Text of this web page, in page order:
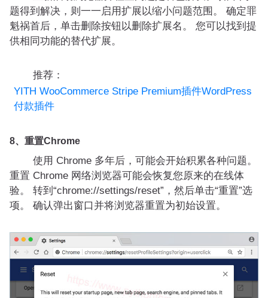
题得到解决，则一一启用扩展以缩小问题范围。 确定罪
魁祸首后，单击删除按钮以删除扩展名。 您可以找到提
供相同功能的替代扩展。
推荐：
YITH WooCommerce Stripe Premium插件WordPress
付款插件
8、重置Chrome
使用 Chrome 多年后，可能会开始积累各种问题。
重置 Chrome 网络浏览器可能会恢复您原来的在线体
验。 转到“chrome://settings/reset”，然后单击“重置”选
项。 确认弹出窗口并将浏览器重置为初始设置。